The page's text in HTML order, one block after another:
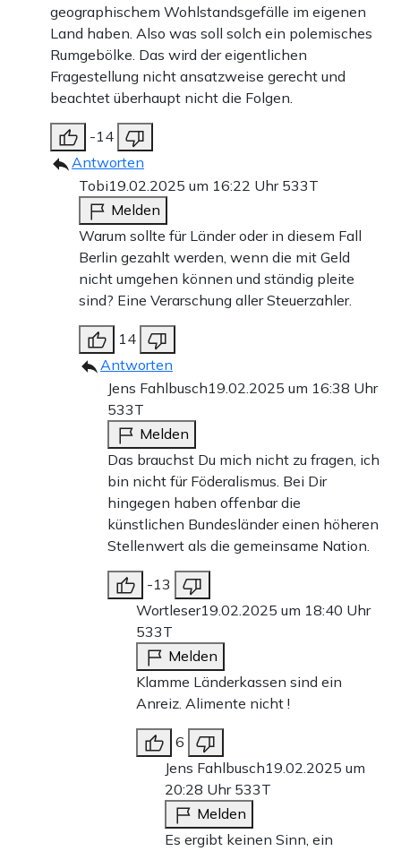
geographischem Wohlstandsgefälle im eigenen
Land haben. Also was soll solch ein polemisches
Rumgebölke. Das wird der eigentlichen
Fragestellung nicht ansatzweise gerecht und
beachtet überhaupt nicht die Folgen.
-14
Antworten
Tobi19.02.2025 um 16:22 Uhr 533T
Melden
Warum sollte für Länder oder in diesem Fall
Berlin gezahlt werden, wenn die mit Geld
nicht umgehen können und ständig pleite
sind? Eine Verarschung aller Steuerzahler.
14
Antworten
Jens Fahlbusch19.02.2025 um 16:38 Uhr
533T
Melden
Das brauchst Du mich nicht zu fragen, ich
bin nicht für Föderalismus. Bei Dir
hingegen haben offenbar die
künstlichen Bundesländer einen höheren
Stellenwert als die gemeinsame Nation.
-13
Wortleser19.02.2025 um 18:40 Uhr
533T
Melden
Klamme Länderkassen sind ein
Anreiz. Alimente nicht !
6
Jens Fahlbusch19.02.2025 um
20:28 Uhr 533T
Melden
Es ergibt keinen Sinn, ein